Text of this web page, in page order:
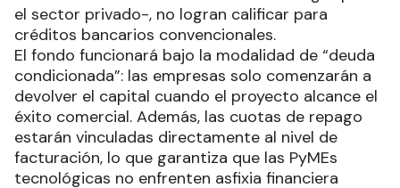
el sector privado-, no logran calificar para
créditos bancarios convencionales.
El fondo funcionará bajo la modalidad de “deuda
condicionada”: las empresas solo comenzarán a
devolver el capital cuando el proyecto alcance el
éxito comercial. Además, las cuotas de repago
estarán vinculadas directamente al nivel de
facturación, lo que garantiza que las PyMEs
tecnológicas no enfrenten asfixia financiera